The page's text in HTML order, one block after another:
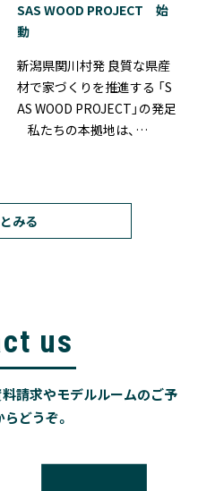
SAS WOOD PROJECT 始
動
新潟県関川村発 良質な県産
材で家づくりを推進する 「S
AS WOOD PROJECT」の発足
私たちの本拠地は、…
みる
us
請求やモデルルームのご予
どうぞ。